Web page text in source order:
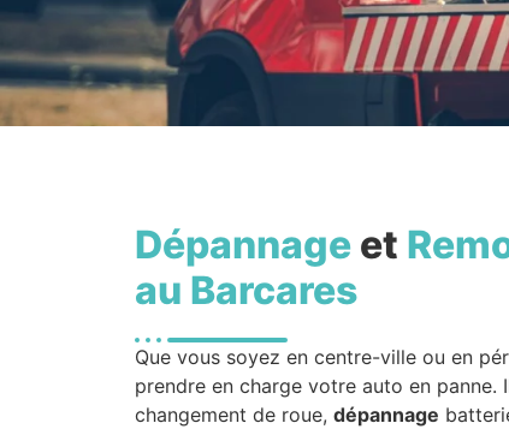
Dépannage et
au Barcares
Que vous soyez en centre-ville ou en
prendre en charge votre auto en
changement de roue, dépannage